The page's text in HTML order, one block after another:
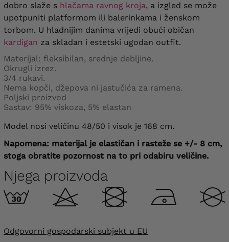
dobro slaže s hlačama ravnog kroja, a izgled se može
upotpuniti platformom ili balerinkama i ženskom
torbom. U hladnijim danima vrijedi obući običan
kardigan za skladan i estetski ugodan outfit.
Materijal: fleksibilan, srednje debljine.
Okrugli izrez.
3/4 rukavi.
Nema kopči, džepova ni jastučića za ramena.
Poljski proizvod
Sastav: 95% viskoza, 5% elastan
Model nosi veličinu 48/50 i visok je 168 cm.
Napomena: materijal je elastičan i rasteže se +/- 8 cm,
stoga obratite pozornost na to pri odabiru veličine.
Njega proizvoda
Odgovorni gospodarski subjekt u EU